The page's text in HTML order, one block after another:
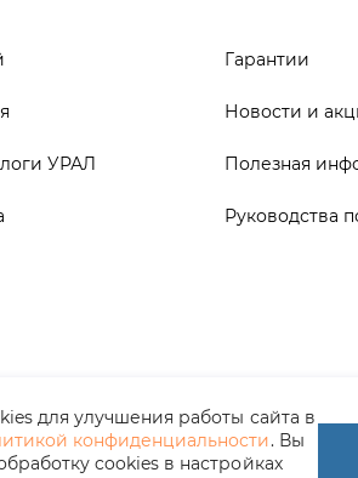
для улучшения работы сайта в
конфиденциальности. Вы
cookies в настройках